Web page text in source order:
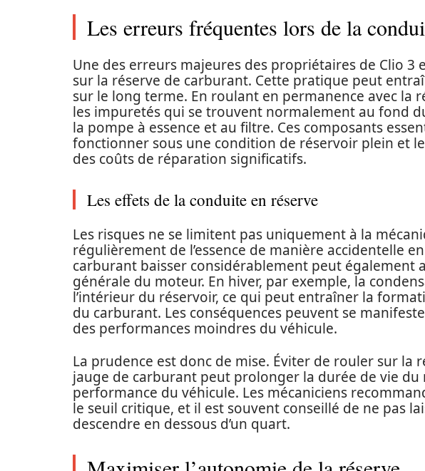
Les erreurs fréquentes lors de la
Une des erreurs majeures des propriétaires de Clio
sur la réserve de carburant. Cette pratique peut
sur le long terme. En roulant en permanence avec la
les impuretés qui se trouvent normalement au fond
la pompe à essence et au filtre. Ces composants
fonctionner sous une condition de réservoir plein et
des coûts de réparation significatifs.
Les effets de la conduite en réserve
Les risques ne se limitent pas uniquement à la
régulièrement de l’essence de manière accidentelle
carburant baisser considérablement peut également
générale du moteur. En hiver, par exemple, la
l’intérieur du réservoir, ce qui peut entraîner la
du carburant. Les conséquences peuvent se
des performances moindres du véhicule.
La prudence est donc de mise. Éviter de rouler sur la
jauge de carburant peut prolonger la durée de vie
performance du véhicule. Les mécaniciens
le seuil critique, et il est souvent conseillé de ne pas
descendre en dessous d’un quart.